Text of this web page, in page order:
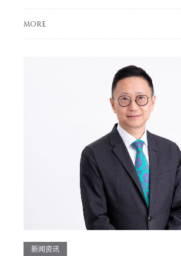
MORE
新闻资讯